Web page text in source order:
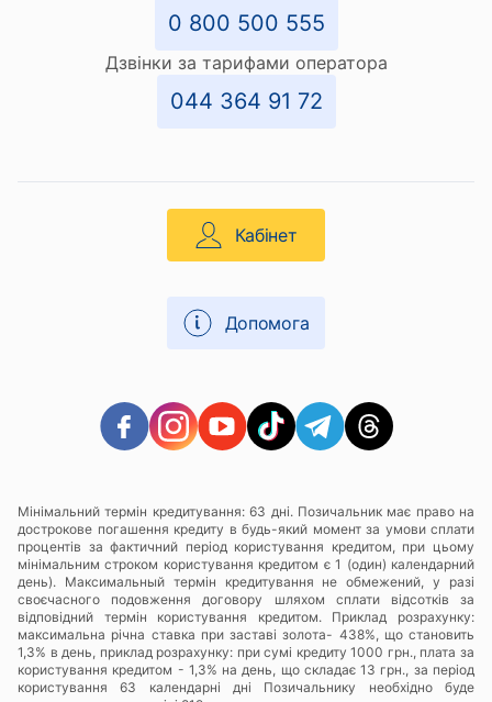
0 800 500 555
Дзвінки за тарифами оператора
044 364 91 72
Кабінет
Допомога
Мінімальний термін кредитування: 63 дні. Позичальник має право на
дострокове погашення кредиту в будь-який момент за умови сплати
процентів за фактичний період користування кредитом, при цьому
мінімальним строком користування кредитом є 1 (один) календарний
день). Максимальный термін кредитування не обмежений, у разі
своєчасного подовження договору шляхом сплати відсотків за
відповідний термін користування кредитом. Приклад розрахунку:
максимальна річна ставка при заставі золота- 438%, що становить
1,3% в день, приклад розрахунку: при сумі кредиту 1000 грн., плата за
користування кредитом - 1,3% на день, що складає 13 грн., за період
користування 63 календарні дні Позичальнику необхідно буде